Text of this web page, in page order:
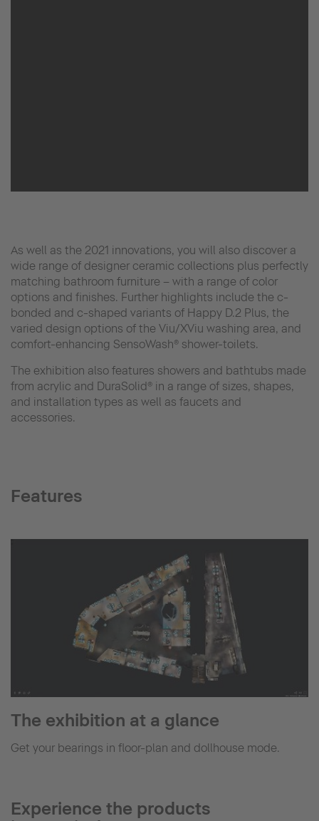
As well as the 2021 innovations, you will also discover a
wide range of designer ceramic collections plus perfectly
matching bathroom furniture – with a range of color
options and finishes. Further highlights include the c-
bonded and c-shaped variants of Happy D.2 Plus, the
varied design options of the Viu/XViu washing area, and
comfort-enhancing SensoWash® shower-toilets.
The exhibition also features showers and bathtubs made
from acrylic and DuraSolid® in a range of sizes, shapes,
and installation types as well as faucets and
accessories.
Features
The exhibition at a glance
Get your bearings in floor-plan and dollhouse mode.
Experience the products